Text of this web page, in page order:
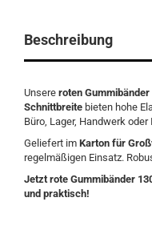
Beschreibung
Unsere roten Gummibänder
Schnittbreite bieten hohe
Büro, Lager, Handwerk oder
Geliefert im Karton für
regelmäßigen Einsatz.
Jetzt rote Gummibänder
und praktisch!